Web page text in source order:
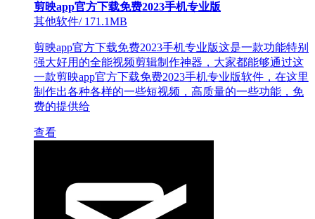
剪映app官方下载免费2023手机专业版
其他软件/171.1MB
剪映app官方下载免费2023手机专业版这是一款功能特别
强大好用的全能视频剪辑制作神器，大家都能够通过这
一款剪映app官方下载免费2023手机专业版软件，在这里
制作出各种各样的一些短视频，高质量的一些功能，免
费的提供给
查看